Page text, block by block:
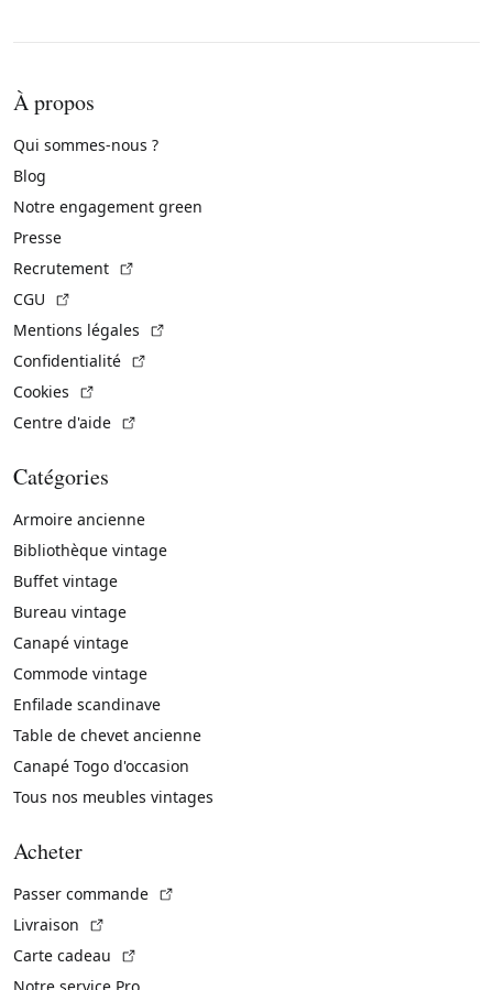
À propos
Qui sommes-nous ?
Blog
Notre engagement green
Presse
Recrutement
CGU
Mentions légales
Confidentialité
Cookies
Centre d'aide
Catégories
Armoire ancienne
Bibliothèque vintage
Buffet vintage
Bureau vintage
Canapé vintage
Commode vintage
Enfilade scandinave
Table de chevet ancienne
Canapé Togo d'occasion
Tous nos meubles vintages
Acheter
Passer commande
Livraison
Carte cadeau